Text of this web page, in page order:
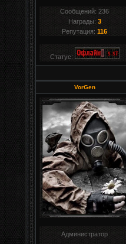
Сообщений:236
Награды: 3
Репутация:116
Статус:
VorGen
Администратор